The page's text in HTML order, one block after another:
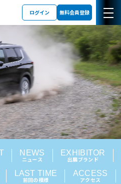
ログイン 無料会員登録
NEWS
ニュース
EXHIBITOR
出展ブランド
LAST TIME
前回の模様
ACCESS
アクセス